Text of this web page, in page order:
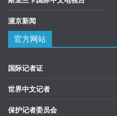
渥京新闻
官方网站
国际记者证
世界中文记者
保护记者委员会